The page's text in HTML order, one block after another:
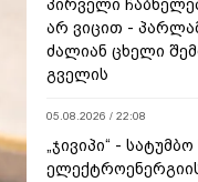
პირველი
არ ვიცით -
ძალიან ცხელი
გველის
05.08.2026 / 22:08
„ჯივიპი“ -